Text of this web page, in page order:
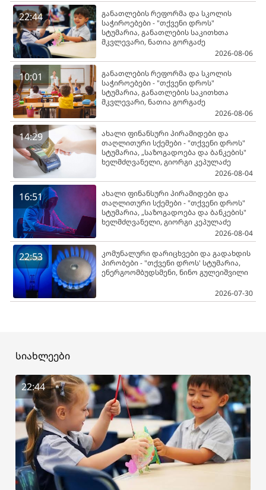
22:44
განათლების რეფორმა და სკოლის
საჭიროებები - "თქვენი დროს"
სტუმარია, განათლების საკითხთა
მკვლევარი, ნათია გორგაძე
2026-08-06
10:01
განათლების რეფორმა და სკოლის
საჭიროებები - "თქვენი დროს"
სტუმარია, განათლების საკითხთა
მკვლევარი, ნათია გორგაძე
2026-08-06
14:29
ახალი ფინანსური პირამიდები და
თაღლითური სქემები - "თქვენი დროს"
სტუმარია, „საზოგადოება და ბანკების"
ხელმძღვანელი, გიორგი კეპულაძე
2026-08-04
16:51
ახალი ფინანსური პირამიდები და
თაღლითური სქემები - "თქვენი დროს"
სტუმარია, „საზოგადოება და ბანკების"
ხელმძღვანელი, გიორგი კეპულაძე
2026-08-04
22:53
კომუნალური დარიცხვები და გადახდის
პირობები - "თქვენი დროს' სტუმარია,
ენერგოომბუდსმენი, ნინო გულეიშვილი
2026-07-30
სიახლეები
22:44